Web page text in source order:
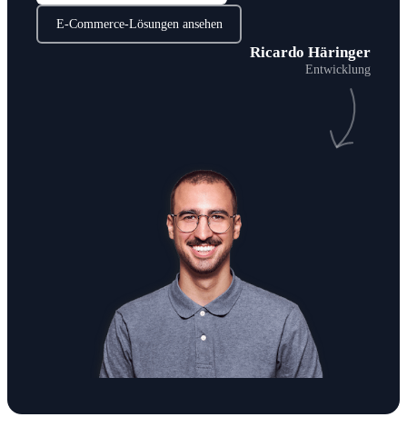
E-Commerce-Lösungen ansehen
Ricardo Häringer
Entwicklung